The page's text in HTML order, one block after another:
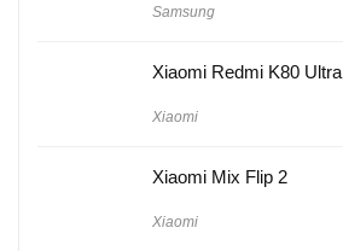
Samsung
Xiaomi Redmi K80 Ultra
Xiaomi
Xiaomi Mix Flip 2
Xiaomi